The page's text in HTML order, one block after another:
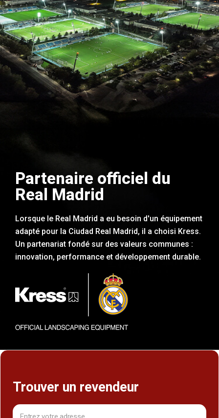
Partenaire officiel du
Real Madrid
Lorsque le Real Madrid a eu besoin d'un équipement
adapté pour la Ciudad Real Madrid, il a choisi Kress.
Un partenariat fondé sur des valeurs communes :
innovation, performance et développement durable.
Trouver un revendeur